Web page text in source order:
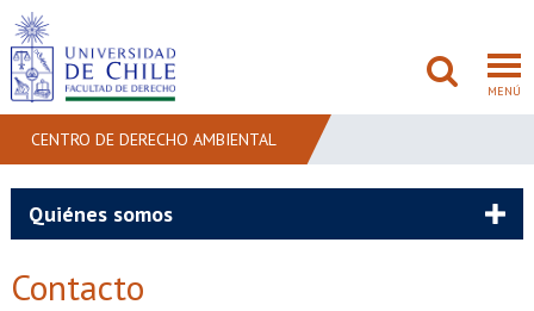
MENÚ
CENTRO DE DERECHO AMBIENTAL
Quiénes somos
Contacto